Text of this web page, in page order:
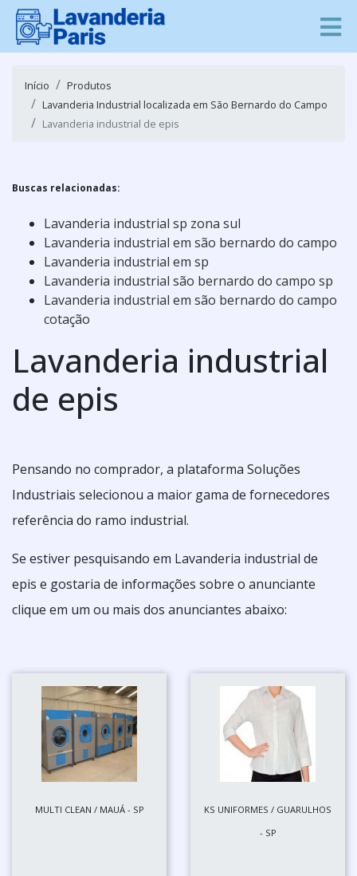
Início
Produtos
Lavanderia Industrial localizada em São Bernardo do Campo
Lavanderia industrial de epis
Buscas relacionadas:
Lavanderia industrial sp zona sul
Lavanderia industrial em são bernardo do campo
Lavanderia industrial em sp
Lavanderia industrial são bernardo do campo sp
Lavanderia industrial em são bernardo do campo
cotação
Lavanderia industrial
de epis
Pensando no comprador, a plataforma Soluções
Industriais selecionou a maior gama de fornecedores
referência do ramo industrial.
Se estiver pesquisando em Lavanderia industrial de
epis e gostaria de informações sobre o anunciante
clique em um ou mais dos anunciantes abaixo:
MULTI CLEAN / MAUÁ - SP
KS UNIFORMES / GUARULHOS
- SP